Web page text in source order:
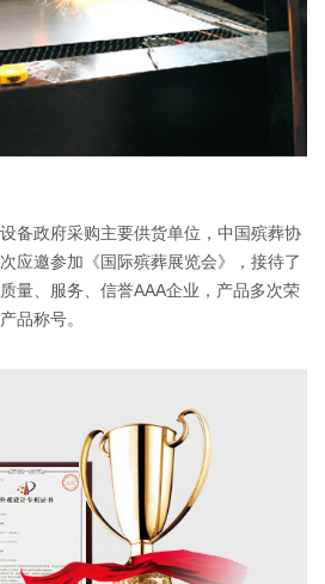
备政府采购主要供货单位，中国殡葬协
应邀参加《国际殡葬展览会》，接待了
量、服务、信誉AAA企业，产品多次荣
品称号。